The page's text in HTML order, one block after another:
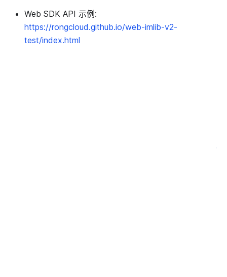
Web SDK API 示例:
https://rongcloud.github.io/web-imlib-v2-
test/index.html